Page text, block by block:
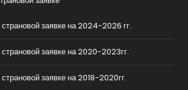
заявке на 2024-2026 гг.
заявке на 2020-2023гг.
заявке на 2018-2020гг.